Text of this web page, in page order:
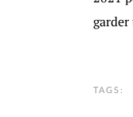
garder
TAGS: